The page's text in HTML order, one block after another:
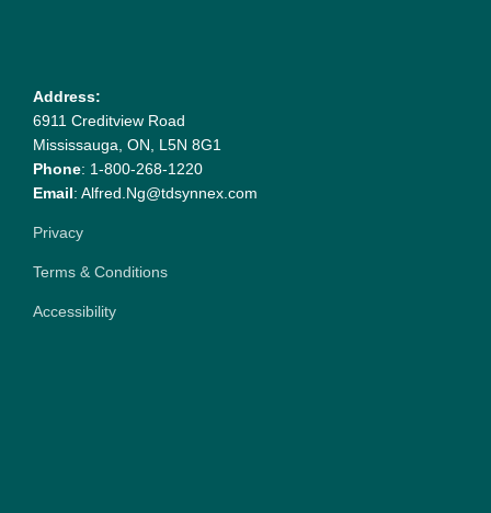
Address:
6911 Creditview Road
Mississauga, ON, L5N 8G1
Phone: 1-800-268-1220
Email: Alfred.Ng@tdsynnex.com
Privacy
Terms & Conditions
Accessibility